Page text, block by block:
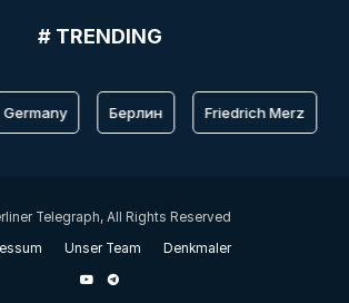
# TRENDING
Germany Берлин Friedrich Merz
Telegraph, All Rights Reserved
Unser Team Denkmaler